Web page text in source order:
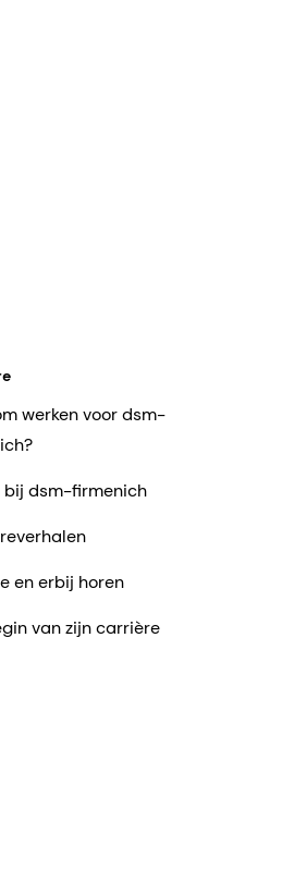
werken voor dsm-
bij dsm-firmenich
en erbij horen
van zijn carrière